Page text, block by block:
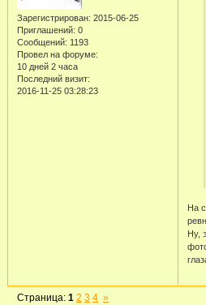
Зарегистрирован: 2015-06-25
Приглашений: 0
Сообщений: 1193
Провел на форуме:
10 дней 2 часа
Последний визит:
2016-11-25 03:28:23
На
Ну,
Страница:1 2 3 4 »